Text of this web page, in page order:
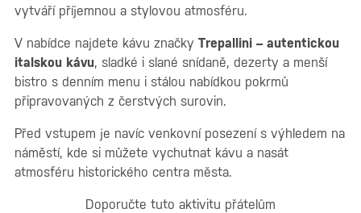
vytváří příjemnou a stylovou atmosféru.
V nabídce najdete kávu značky Trepallini – autentickou
italskou kávu, sladké i slané snídaně, dezerty a menší
bistro s denním menu i stálou nabídkou pokrmů
připravovaných z čerstvých surovin.
Před vstupem je navíc venkovní posezení s výhledem na
náměstí, kde si můžete vychutnat kávu a nasát
atmosféru historického centra města.
Doporučte tuto aktivitu přátelům